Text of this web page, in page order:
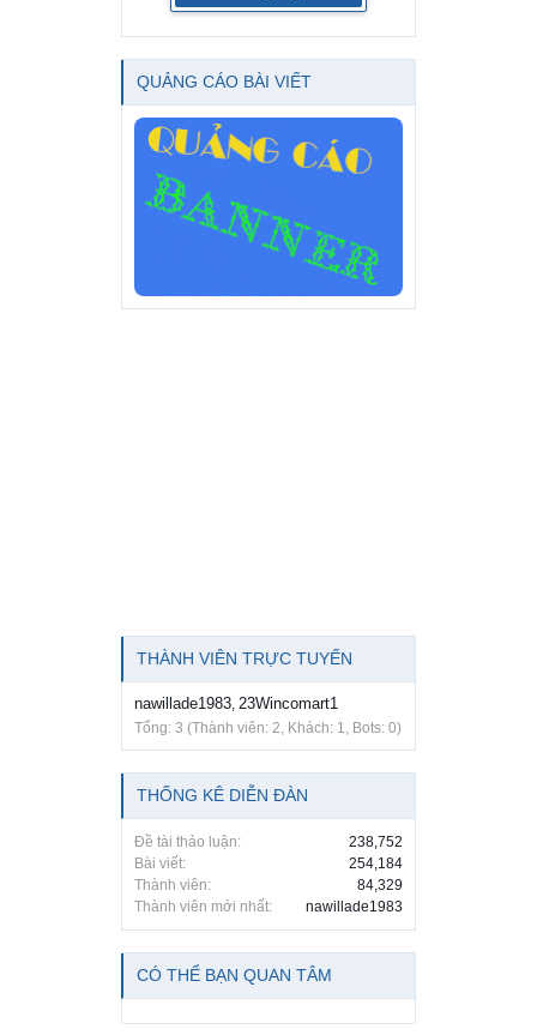
QUẢNG CÁO BÀI VIẾT
THÀNH VIÊN TRỰC TUYẾN
nawillade1983, 23Wincomart1
Tổng: 3 (Thành viên: 2, Khách: 1, Bots: 0)
THỐNG KÊ DIỄN ĐÀN
Đề tài thảo luận:
238,752
Bài viết:
254,184
Thành viên:
84,329
Thành viên mới nhất:
nawillade1983
CÓ THỂ BẠN QUAN TÂM